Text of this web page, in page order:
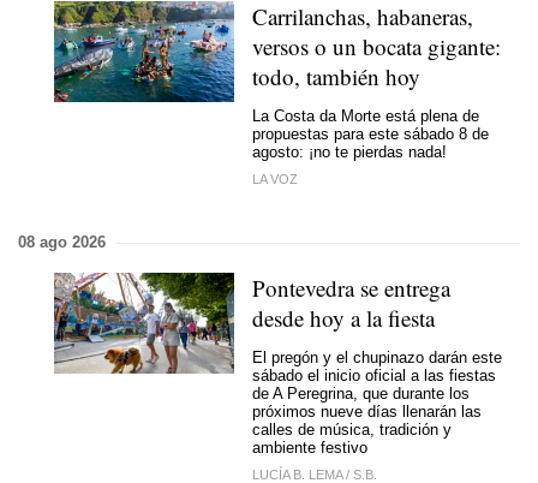
Carrilanchas, habaneras,
versos o un bocata gigante:
todo, también hoy
La Costa da Morte está plena de
propuestas para este sábado 8 de
agosto: ¡no te pierdas nada!
LA VOZ
08 ago 2026
Pontevedra se entrega
desde hoy a la fiesta
El pregón y el chupinazo darán este
sábado el inicio oficial a las fiestas
de A Peregrina, que durante los
próximos nueve días llenarán las
calles de música, tradición y
ambiente festivo
LUCÍA B. LEMA/ S.B.